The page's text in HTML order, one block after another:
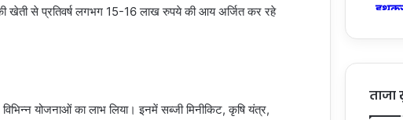
खेती से प्रतिवर्ष लगभग 15-16 लाख रुपये की आय अर्जित कर रहे
विभिन्न योजनाओं का लाभ लिया। इनमें सब्जी मिनीकिट, कृषि यंत्र,
ताजा